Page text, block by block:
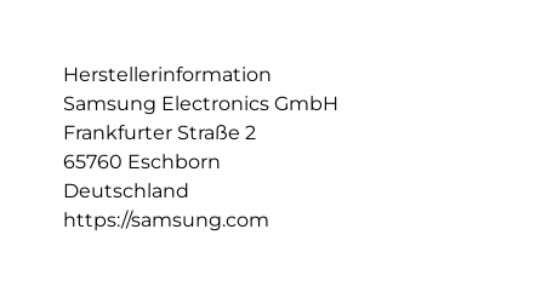
Herstellerinformation
Samsung Electronics GmbH
Frankfurter Straße 2
65760 Eschborn
Deutschland
https://samsung.com